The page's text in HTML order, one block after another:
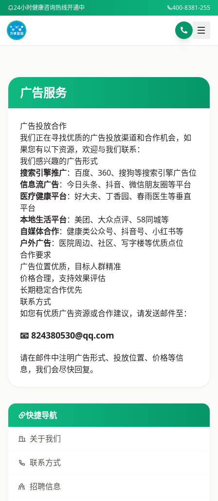
24小时健康咨询热线开通中 400-8381-255
广告服务
广告投放合作
我们正在寻找优质的广告投放渠道和合作机会，如
果您有以下资源，欢迎与我们联系：
我们感兴趣的广告形式
搜索引擎推广：百度、360、搜狗等搜索引擎广告位
信息流广告：今日头条、抖音、微信朋友圈等平台
医疗健康平台：好大夫、丁香园、春雨医生等垂直
平台
本地生活平台：美团、大众点评、58同城等
自媒体合作：健康类公众号、抖音号、小红书等
户外广告：医院周边、社区、写字楼等优质点位
合作要求
广告位置优质，目标人群精准
价格合理，支持效果评估
长期稳定合作优先
联系方式
如您有优质广告资源或合作建议，请发送邮件至：
📧 824380530@qq.com
请在邮件中注明广告形式、投放位置、价格等信
息，我们会尽快回复。
快捷导航
关于我们
联系方式
招聘信息
样本采集指南
计算BMI
预约健康咨询
微信咨询
微信扫码咨询
或添加微信号：DNA8494
复制微信号